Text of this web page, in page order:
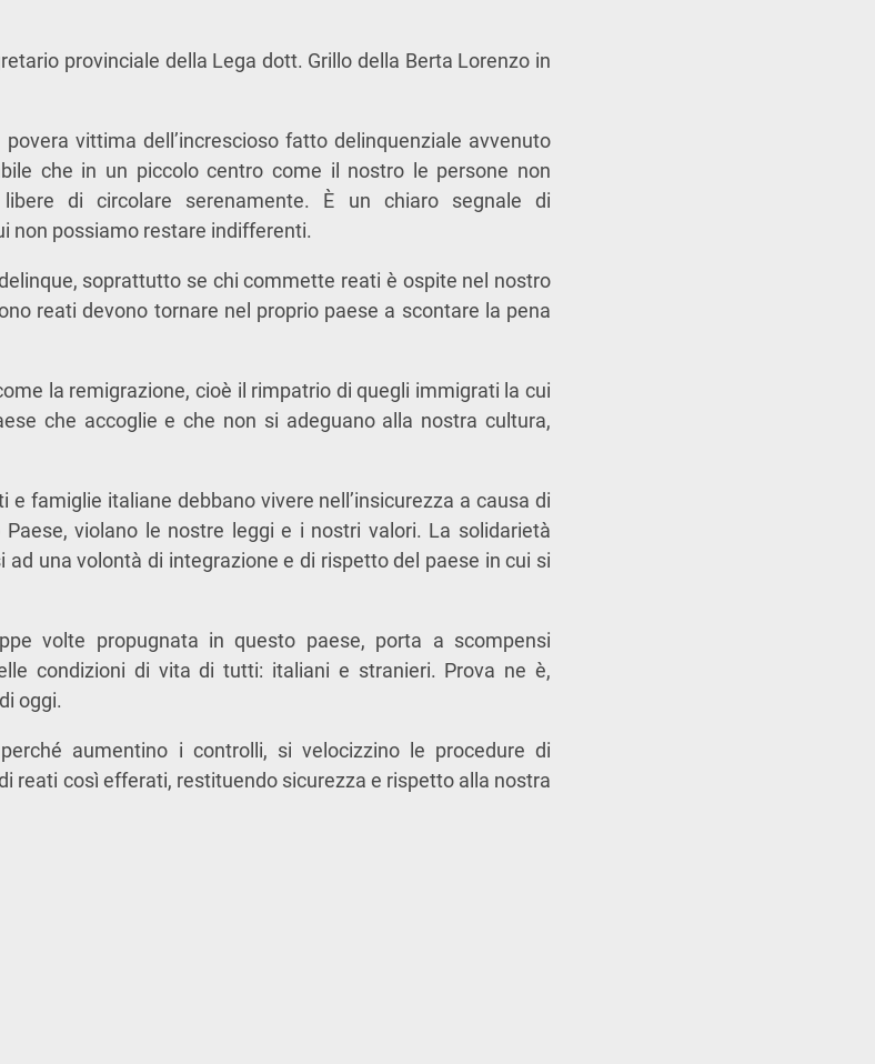
provinciale della Lega dott. Grillo della Berta Lorenzo in
vittima dell’increscioso fatto delinquenziale avvenuto
che in un piccolo centro come il nostro le persone non
di circolare serenamente. È un chiaro segnale di
non possiamo restare indifferenti.
soprattutto se chi commette reati è ospite nel nostro
reati devono tornare nel proprio paese a scontare la pena
la remigrazione, cioè il rimpatrio di quegli immigrati la cui
che accoglie e che non si adeguano alla nostra cultura,
e famiglie italiane debbano vivere nell’insicurezza a causa di
violano le nostre leggi e i nostri valori. La solidarietà
una volontà di integrazione e di rispetto del paese in cui si
volte propugnata in questo paese, porta a scompensi
condizioni di vita di tutti: italiani e stranieri. Prova ne è,
oggi.
aumentino i controlli, si velocizzino le procedure di
reati così efferati, restituendo sicurezza e rispetto alla nostra